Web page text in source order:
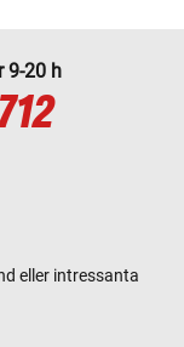
9-20 h
eller intressanta